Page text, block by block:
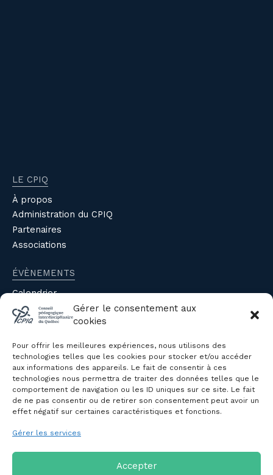
Gérer le consentement aux
cookies
Pour offrir les meilleures expériences, nous utilisons des
technologies telles que les cookies pour stocker et/ou accéder
aux informations des appareils. Le fait de consentir à ces
technologies nous permettra de traiter des données telles que le
comportement de navigation ou les ID uniques sur ce site. Le fait
de ne pas consentir ou de retirer son consentement peut avoir un
effet négatif sur certaines caractéristiques et fonctions.
Gérer les services
Accepter
LE CPIQ
À propos
Administration du CPIQ
Partenaires
Associations
ÉVÈNEMENTS
Calendrier
Évènements du CPIQ
Revue
Avis et mémoires
Autres publications
NOUS JOINDRE
Politique de confidentialité des
Politique de cookies (CA)